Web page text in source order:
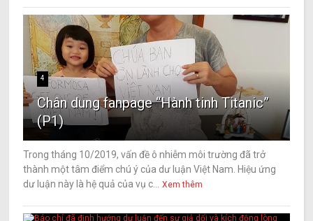
4
Chân dung fanpage “Hành tinh Titanic”
(P1)
Trong tháng 10/2019, vấn đề ô nhiễm môi trường đã trở
thành một tâm điểm chú ý của dư luận Việt Nam. Hiệu ứng
dư luận này là hệ quả của vụ c...
Xem thêm